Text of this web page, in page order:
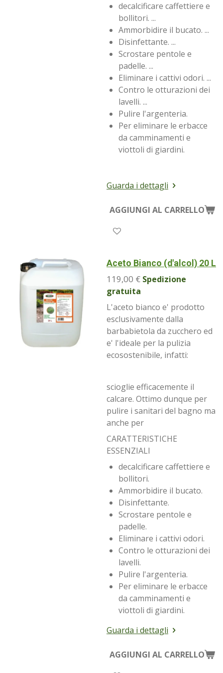
decalcificare caffettiere e
bollitori. ...
Ammorbidire il bucato. ...
Disinfettante. ...
Scrostare pentole e
padelle. ...
Eliminare i cattivi odori. ...
Contro le otturazioni dei
lavelli. ...
Pulire l'argenteria.
Per eliminare le erbacce
da camminamenti e
viottoli di giardini.
Guarda i dettagli
AGGIUNGI AL CARRELLO
Aceto Bianco (d'alcol) 20 L
119,00 € Spedizione
gratuita
L'aceto bianco e' prodotto
esclusivamente dalla
barbabietola da zucchero ed
e' l'ideale per la pulizia
ecosostenibile, infatti:
scioglie efficacemente il
calcare. Ottimo dunque per
pulire i sanitari del bagno ma
anche per
CARATTERISTICHE
ESSENZIALI
decalcificare caffettiere e
bollitori.
Ammorbidire il bucato.
Disinfettante.
Scrostare pentole e
padelle.
Eliminare i cattivi odori.
Contro le otturazioni dei
lavelli.
Pulire l'argenteria.
Per eliminare le erbacce
da camminamenti e
viottoli di giardini.
Guarda i dettagli
AGGIUNGI AL CARRELLO